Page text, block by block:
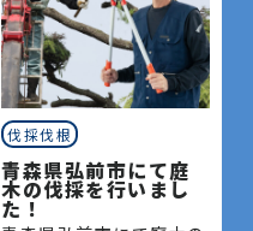
伐採伐根
青森県弘前市にて庭
木の伐採を行いまし
た！